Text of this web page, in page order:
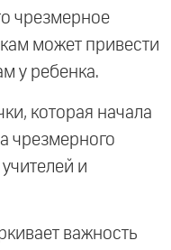
чрезмерное
может привести
у ребенка.
которая начала
чрезмерного
и
важность